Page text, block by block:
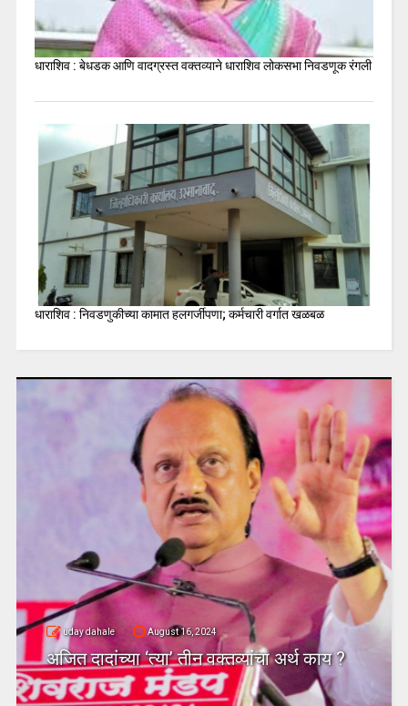
धाराशिव : बेधडक आणि वादग्रस्त वक्तव्याने धाराशिव लोकसभा निवडणूक रंगली
धाराशिव : निवडणुकीच्या कामात हलगर्जीपणा; कर्मचारी वर्गात खळबळ
uday dahale August 16, 2024
अजित दादांच्या ‘त्या’ तीन वक्तव्यांचा अर्थ काय ?